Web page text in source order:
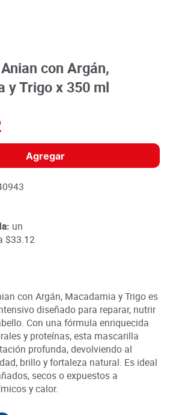
con Argán,
y Trigo x 350 ml
Agregar
un
$33.12
con Argán, Macadamia y Trigo es
diseñado para reparar, nutrir
Con una fórmula enriquecida
y proteínas, esta mascarilla
profunda, devolviendo al
brillo y fortaleza natural. Es ideal
secos o expuestos a
y calor.